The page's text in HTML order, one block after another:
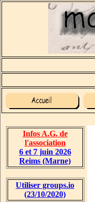
Infos A.G. de
l'association
6 et 7 juin 2026
Reims (Marne)
Utiliser groups.io
(23/10/2020)